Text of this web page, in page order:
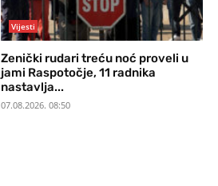
Vijesti
Zenički rudari treću noć proveli u
jami Raspotočje, 11 radnika
nastavlja...
07.08.2026. 08:50